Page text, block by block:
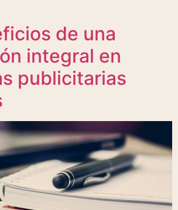
de una
integral en
publicitarias